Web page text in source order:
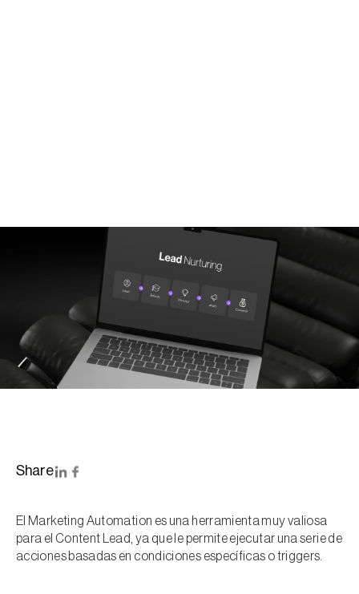
Share
El Marketing Automation es una herramienta muy valiosa
para el Content Lead, ya que le permite ejecutar una serie de
acciones basadas en condiciones específicas o triggers.